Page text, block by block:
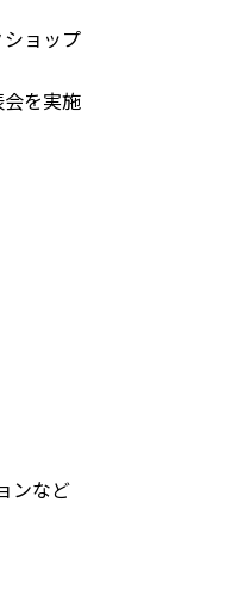
ョップ
を実施
ンなど